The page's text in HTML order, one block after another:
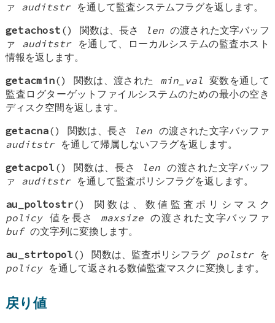
ァ auditstrを通して監査システムフラグを返します。
getachost () 関数は、長さ lenの渡された文字バッフ
ァ auditstrを通して、ローカルシステムの監査ホスト
情報を返します。
getacmin() 関数は、渡された min_val 変数を通して
監査ログターゲットファイルシステムのための最小の空き
ディスク空間を返します。
getacna() 関数は、長さ len の渡された文字バッファ
auditstrを通して帰属しないフラグを返します。
getacpol () 関数は、長さ len の渡された文字バッフ
ァ auditstrを通して監査ポリシフラグを返します。
au_poltostr() 関数は、数値監査ポリシマスク
policy値を長さ maxsizeの渡された文字バッファ
bufの文字列に変換します。
au_strtopol () 関数は、監査ポリシフラグ polstrを
policyを通して返される数値監査マスクに変換します。
戻り値